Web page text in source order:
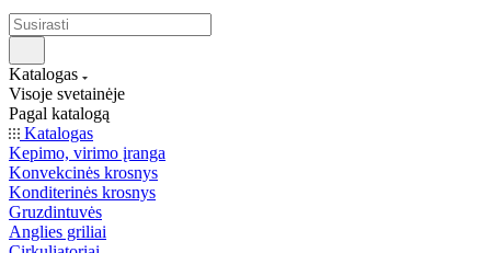
Katalogas
Visoje svetainėje
Pagal katalogą
Katalogas
Kepimo, virimo įranga
Konvekcinės krosnys
Konditerinės krosnys
Gruzdintuvės
Anglies griliai